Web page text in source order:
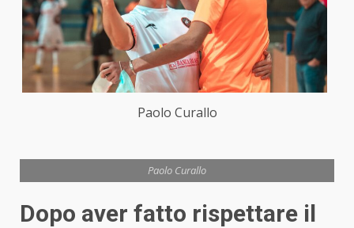
Paolo Curallo
Paolo Curallo
Dopo aver fatto rispettare il